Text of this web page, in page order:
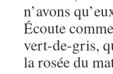
n’avons
Écoute
vert-de-gris,
la rosée du